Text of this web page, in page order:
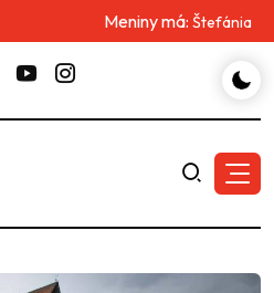
Meniny má: Štefánia